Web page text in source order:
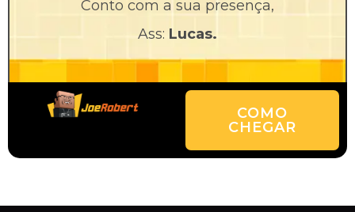
Conto com a sua presença,
Ass: Lucas.
COMO
CHEGAR